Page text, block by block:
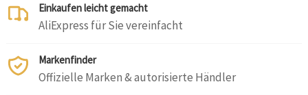
Einkaufen leicht gemacht
AliExpress für Sie vereinfacht
Markenfinder
Offizielle Marken & autorisierte Händler